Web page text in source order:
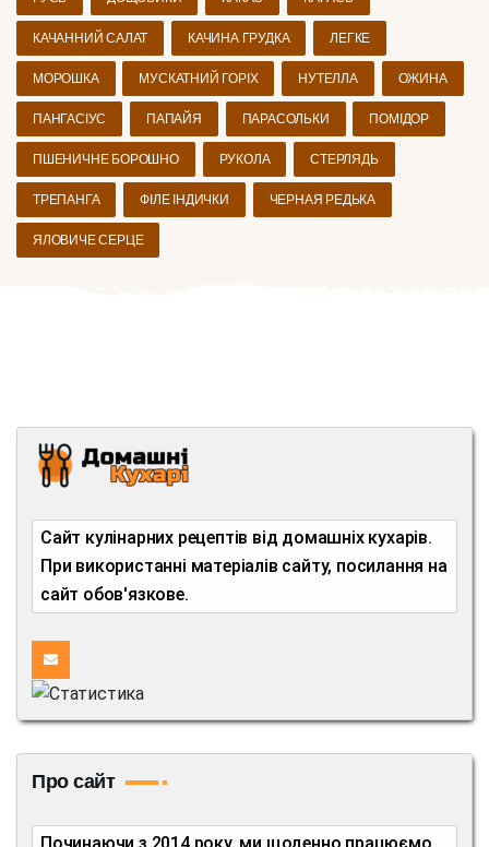
КАЧАННИЙ САЛАТ КАЧИНА ГРУДКА ЛЕГКЕ
МОРОШКА МУСКАТНИЙ ГОРІХ НУТЕЛЛА ОЖИНА
ПАНГАСІУС ПАПАЙЯ ПАРАСОЛЬКИ ПОМІДОР
ПШЕНИЧНЕ БОРОШНО РУКОЛА СТЕРЛЯДЬ
ТРЕПАНГА ФІЛЕ ІНДИЧКИ ЧЕРНАЯ РЕДЬКА
ЯЛОВИЧЕ СЕРЦЕ
Сайт кулінарних рецептів від домашніх кухарів.
При використанні матеріалів сайту, посилання на
сайт обов'язкове.
Про сайт